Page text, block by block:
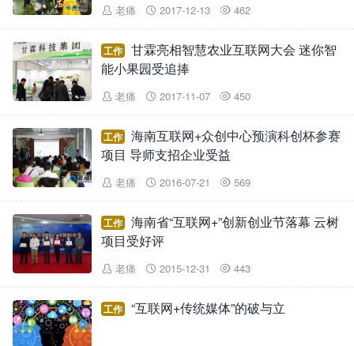
 老痛  2017-12-13  462
工作
甘霖亮相智慧农业互联网大会 迷你智
能小果园受追捧
 老痛  2017-11-07  450
工作
海南互联网+众创中心预演科创杯参赛
项目 导师支招企业受益
 老痛  2016-07-21  569
工作
海南省“互联网+”创新创业节落幕 云树
项目受好评
 老痛  2015-12-31  443
工作 “互联网+传统媒体”的破与立